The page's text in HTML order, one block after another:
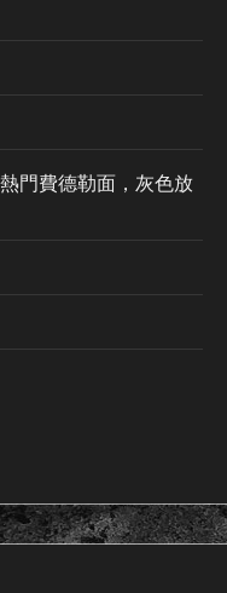
門費德勒面，灰色放